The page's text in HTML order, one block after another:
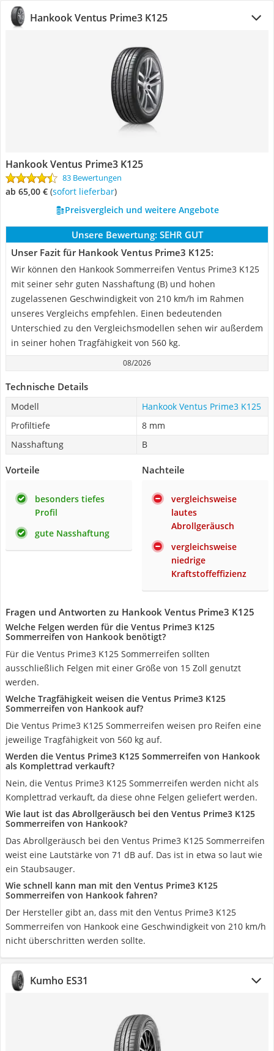
Hankook Ventus Prime3 K125
Hankook Ventus Prime3 K125
83 Bewertungen
ab 65,00 € ( Sofort lieferbar)
Preisvergleich und weitere Angebote
Unsere Bewertung: SEHR GUT
Unser Fazit für Hankook Ventus Prime3 K125:
Wir können den Hankook Sommerreifen Ventus Prime3 K125
mit seiner sehr guten Nasshaftung (B) und hohen
zugelassenen Geschwindigkeit von 210 km/h im Rahmen
unseres Vergleichs empfehlen. Einen bedeutenden
Unterschied zu den Vergleichsmodellen sehen wir außerdem
in seiner hohen Tragfähigkeit von 560 kg.
08/2026
Technische Details
Modell
Hankook Ventus Prime3 K125
Profiltiefe
8 mm
Nasshaftung
B
Vorteile
besonders tiefes
Profil
gute Nasshaftung
Nachteile
vergleichsweise
lautes
Abrollgeräusch
vergleichsweise
niedrige
Kraftstoffeffizienz
Fragen und Antworten zu Hankook Ventus Prime3 K125
Welche Felgen werden für die Ventus Prime3 K125
Sommerreifen von Hankook benötigt?
Für die Ventus Prime3 K125 Sommerreifen sollten
ausschließlich Felgen mit einer Größe von 15 Zoll genutzt
werden.
Welche Tragfähigkeit weisen die Ventus Prime3 K125
Sommerreifen von Hankook auf?
Die Ventus Prime3 K125 Sommerreifen weisen pro Reifen eine
jeweilige Tragfähigkeit von 560 kg auf.
Werden die Ventus Prime3 K125 Sommerreifen von Hankook
als Komplettrad verkauft?
Nein, die Ventus Prime3 K125 Sommerreifen werden nicht als
Komplettrad verkauft, da diese ohne Felgen geliefert werden.
Wie laut ist das Abrollgeräusch bei den Ventus Prime3 K125
Sommerreifen von Hankook?
Das Abrollgeräusch bei den Ventus Prime3 K125 Sommerreifen
weist eine Lautstärke von 71 dB auf. Das ist in etwa so laut wie
ein Staubsauger.
Wie schnell kann man mit den Ventus Prime3 K125
Sommerreifen von Hankook fahren?
Der Hersteller gibt an, dass mit den Ventus Prime3 K125
Sommerreifen von Hankook eine Geschwindigkeit von 210 km/h
nicht überschritten werden sollte.
Kumho ES31